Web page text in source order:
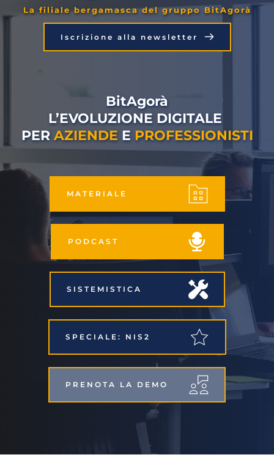
La filiale bergamasca del gruppo BitAgorà
Iscrizione alla newsletter
BitAgorà
L’EVOLUZIONE DIGITALE
PER AZIENDE E PROFESSIONISTI
MATERIALE
PODCAST
SISTEMISTICA
SPECIALE: NIS2
PRENOTA LA DEMO